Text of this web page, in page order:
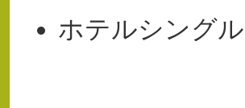
ホテルシングル